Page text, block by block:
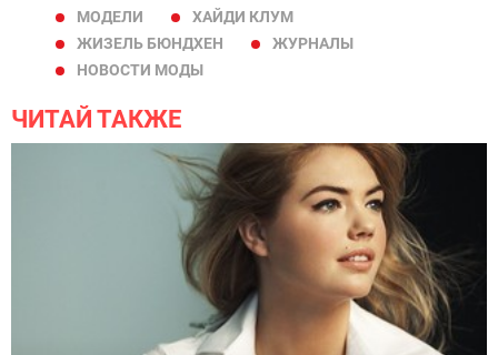
МОДЕЛИ
ХАЙДИ КЛУМ
ЖИЗЕЛЬ БЮНДХЕН
ЖУРНАЛЫ
НОВОСТИ МОДЫ
ЧИТАЙ ТАКЖЕ